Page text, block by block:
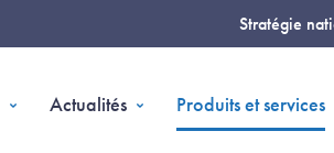
Stratégie
Actualités Produits et services